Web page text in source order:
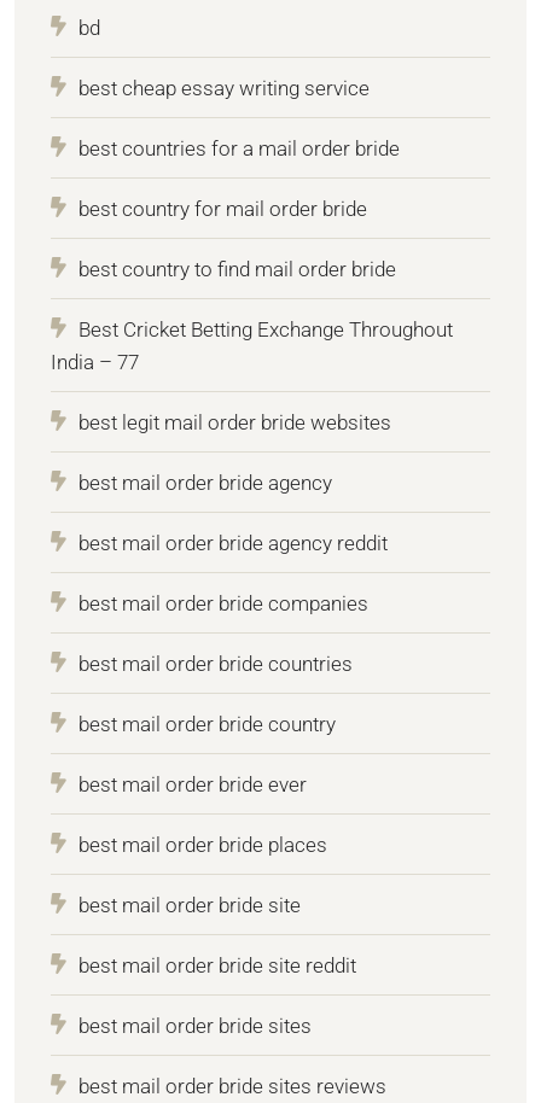
bd
best cheap essay writing service
best countries for a mail order bride
best country for mail order bride
best country to find mail order bride
Best Cricket Betting Exchange Throughout
India – 77
best legit mail order bride websites
best mail order bride agency
best mail order bride agency reddit
best mail order bride companies
best mail order bride countries
best mail order bride country
best mail order bride ever
best mail order bride places
best mail order bride site
best mail order bride site reddit
best mail order bride sites
best mail order bride sites reviews